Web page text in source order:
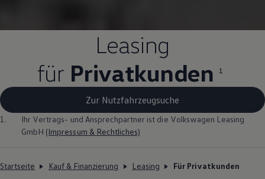
Leasing
für Privatkunden 1
Zur Nutzfahrzeugsuche
1. Ihr Vertrags- und Ansprechpartner ist die Volkswagen Leasing
GmbH (Impressum & Rechtliches)
Startseite Kauf & Finanzierung Leasing Für Privatkunden